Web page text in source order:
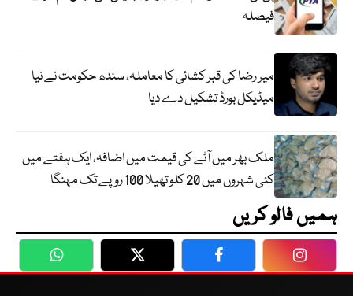
فیصلہ
میر رضا کی قبر کشائی کا معاملہ، سندھ حکومت نے نیا
میڈیکل بورڈ تشکیل دے دیا
ملک بھر میں آٹے کی قیمت میں اضافہ، ایک ہفتے میں
کئی شہروں میں 20 کلو تھیلا 100 روپے تک مہنگا
ہمیں فالو کریں
WhatsApp Twitter Facebook